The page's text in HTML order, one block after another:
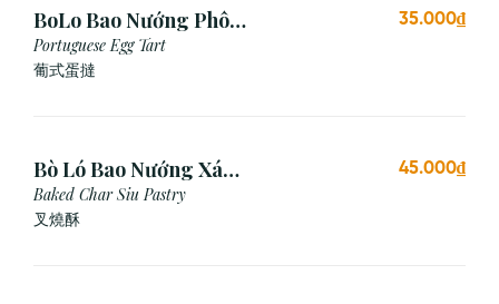
BoLo Bao Nướng Phô
Mai (1 Cái)
Portuguese Egg Tart
葡式蛋撻
35.000₫
Bò Ló Bao Nướng Xá
Xíu (1 Cái)
Baked Char Siu Pastry
叉燒酥
45.000₫